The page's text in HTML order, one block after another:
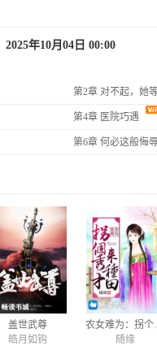
2025年10月04日 00:00
第2章 对不起，她
第4章 医院巧遇
第6章 何必这般侮
盖世武尊
皓月如钩
农女
随缘